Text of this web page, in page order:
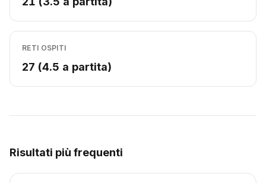
RETI OSPITI
27 (4.5 a partita)
Risultati più frequenti